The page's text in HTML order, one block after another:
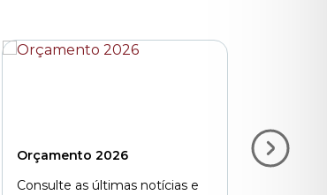
Orçamento 2026
Consulte as últimas notícias e
COP 30